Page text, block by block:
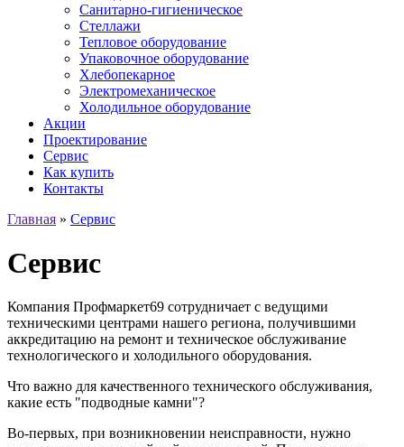
Санитарно-гигиеническое
Стеллажи
Тепловое оборудование
Упаковочное оборудование
Хлебопекарное
Электромеханическое
Холодильное оборудование
Акции
Проектирование
Сервис
Как купить
Контакты
Главная » Сервис
Сервис
Компания Профмаркет69 сотрудничает с ведущими
техническими центрами нашего региона, получившими
аккредитацию на ремонт и техническое обслуживание
технологического и холодильного оборудования.
Что важно для качественного технического обслуживания,
какие есть "подводные камни"?
Во-первых, при возникновении неисправности, нужно